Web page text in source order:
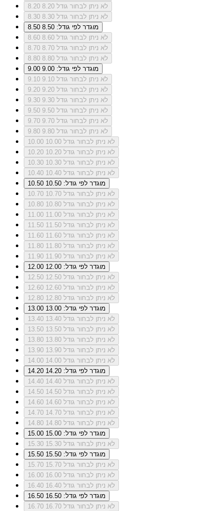
8.20
לא ניתן לבחור גודל 8.20
8.30
לא ניתן לבחור גודל 8.30
8.50
מוגדר לפי גודל: 8.50
8.60
לא ניתן לבחור גודל 8.60
8.70
לא ניתן לבחור גודל 8.70
8.80
לא ניתן לבחור גודל 8.80
9.00
מוגדר לפי גודל: 9.00
9.10
לא ניתן לבחור גודל 9.10
9.20
לא ניתן לבחור גודל 9.20
9.30
לא ניתן לבחור גודל 9.30
9.50
לא ניתן לבחור גודל 9.50
9.70
לא ניתן לבחור גודל 9.70
9.80
לא ניתן לבחור גודל 9.80
10.00
לא ניתן לבחור גודל 10.00
10.20
לא ניתן לבחור גודל 10.20
10.30
לא ניתן לבחור גודל 10.30
10.40
לא ניתן לבחור גודל 10.40
10.50
מוגדר לפי גודל: 10.50
10.70
לא ניתן לבחור גודל 10.70
10.80
לא ניתן לבחור גודל 10.80
11.00
לא ניתן לבחור גודל 11.00
11.50
לא ניתן לבחור גודל 11.50
11.60
לא ניתן לבחור גודל 11.60
11.80
לא ניתן לבחור גודל 11.80
11.90
לא ניתן לבחור גודל 11.90
12.00
מוגדר לפי גודל: 12.00
12.50
לא ניתן לבחור גודל 12.50
12.60
לא ניתן לבחור גודל 12.60
12.80
לא ניתן לבחור גודל 12.80
13.00
מוגדר לפי גודל: 13.00
13.40
לא ניתן לבחור גודל 13.40
13.50
לא ניתן לבחור גודל 13.50
13.80
לא ניתן לבחור גודל 13.80
13.90
לא ניתן לבחור גודל 13.90
14.00
לא ניתן לבחור גודל 14.00
14.20
מוגדר לפי גודל: 14.20
14.40
לא ניתן לבחור גודל 14.40
14.50
לא ניתן לבחור גודל 14.50
14.60
לא ניתן לבחור גודל 14.60
14.70
לא ניתן לבחור גודל 14.70
14.80
לא ניתן לבחור גודל 14.80
15.00
מוגדר לפי גודל: 15.00
15.30
לא ניתן לבחור גודל 15.30
15.50
מוגדר לפי גודל: 15.50
15.70
לא ניתן לבחור גודל 15.70
16.00
לא ניתן לבחור גודל 16.00
16.40
לא ניתן לבחור גודל 16.40
16.50
מוגדר לפי גודל: 16.50
16.70
לא ניתן לבחור גודל 16.70